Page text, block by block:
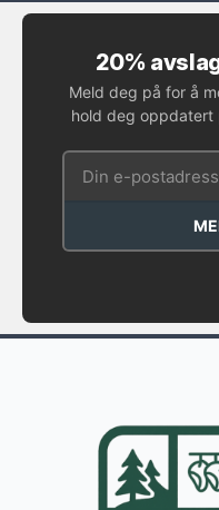
20%
Meld deg på for å
hold deg oppdatert